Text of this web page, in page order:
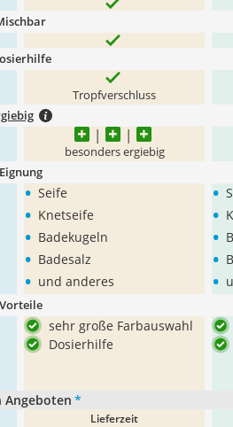
Tropfverschluss
besonders ergiebig
Eignung
• Seife
• Knetseife
• Badekugeln
• Badesalz
• und anderes
•
•
•
•
•
Vorteile
sehr große Farbauswahl
Dosierhilfe
Angeboten *
Lieferzeit